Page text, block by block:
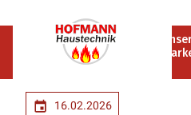
Hofmann
Haustechnik Unternehmen
16.02.2026